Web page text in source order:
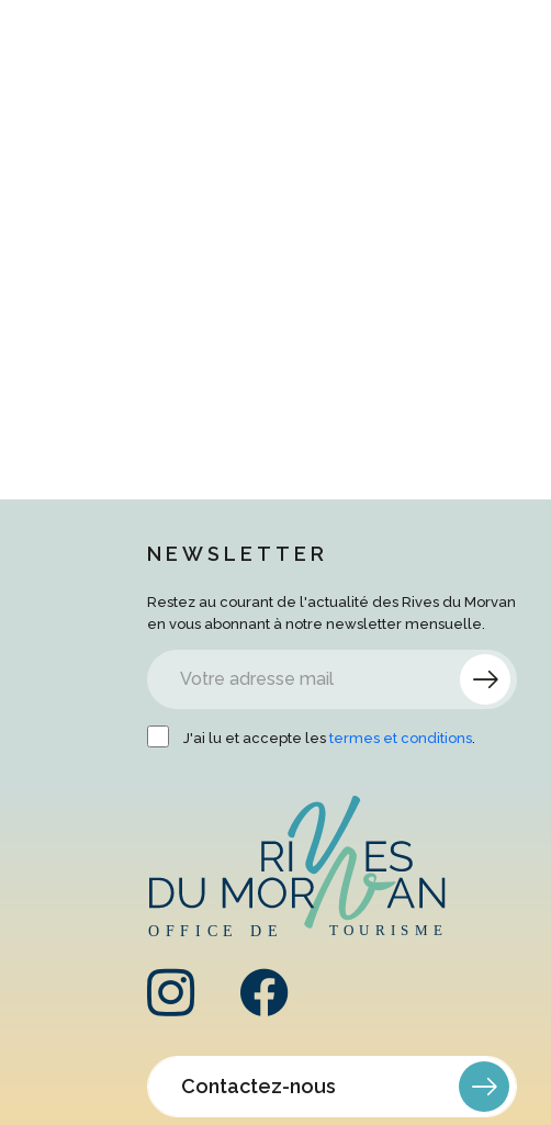
NEWSLETTER
Restez au courant de l'actualité des Rives du Morvan
en vous abonnant à notre newsletter mensuelle.
J'ai lu et accepte les termes et conditions.
Contactez-nous